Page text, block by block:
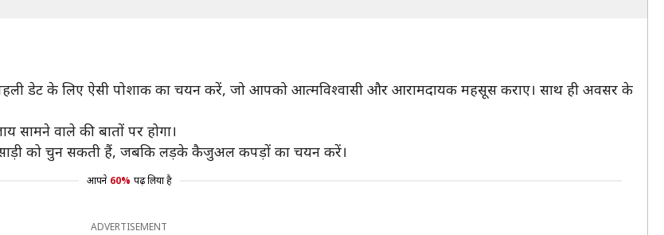
डेट के लिए ऐसी पोशाक का चयन करें, जो आपको आत्मविश्वासी और आरामदायक महसूस कराए। साथ ही अवसर के
वाले की बातों पर होगा।
साड़ी को चुन सकती हैं, जबकि लड़के कैजुअल कपड़ों का चयन करें।
आपने 60% पढ़ लिया है
ADVERTISEMENT